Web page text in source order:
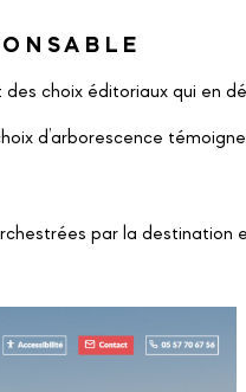
choix éditoriaux qui en
d’arborescence
par la destination